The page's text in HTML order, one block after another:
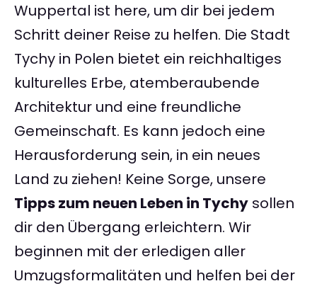
Wuppertal ist here, um dir bei jedem
Schritt deiner Reise zu helfen. Die Stadt
Tychy in Polen bietet ein reichhaltiges
kulturelles Erbe, atemberaubende
Architektur und eine freundliche
Gemeinschaft. Es kann jedoch eine
Herausforderung sein, in ein neues
Land zu ziehen! Keine Sorge, unsere
Tipps zum neuen Leben in Tychy sollen
dir den Übergang erleichtern. Wir
beginnen mit der erledigen aller
Umzugsformalitäten und helfen bei der